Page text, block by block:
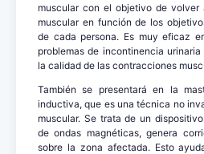
muscular con el objetivo de volver
muscular en función de los
de cada persona. Es muy eficaz
problemas de incontinencia
la calidad de las contracciones
También se presentará en la
inductiva, que es una técnica no
muscular. Se trata de un
de ondas magnéticas, genera
sobre la zona afectada. Esto